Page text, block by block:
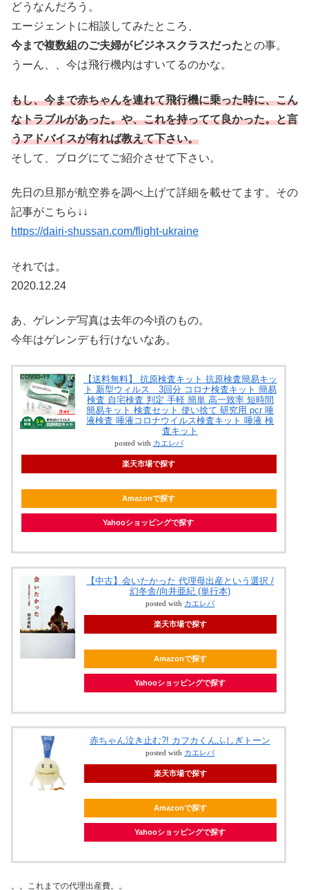
どうなんだろう。
エージェントに相談してみたところ、
今まで複数組のご夫婦がビジネスクラスだったとの事。
うーん、、今は飛行機内はすいてるのかな。
もし、今まで赤ちゃんを連れて飛行機に乗った時に、こん
なトラブルがあった。や、これを持ってて良かった。と言
うアドバイスが有れば教えて下さい。
そして、ブログにてご紹介させて下さい。
先日の旦那が航空券を調べ上げて詳細を載せてます。その
記事がこちら↓↓
https://dairi-shussan.com/flight-ukraine
それでは。
2020.12.24
あ、ゲレンデ写真は去年の今頃のもの。
今年はゲレンデも行けないなあ。
【送料無料】 抗原検査キット 抗原検査簡易キッ
ト 新型ウィルス 3回分 コロナ検査キット 簡易
検査 自宅検査 判定 手軽 簡単 高一致率 短時間
簡易キット 検査セット 使い捨て 研究用 pcr 唾
液検査 唾液コロナウイルス検査キット 唾液 検
査キット
posted with カエレバ
楽天市場で探す
Amazonで探す
Yahooショッピングで探す
【中古】会いたかった 代理母出産という選択 /
幻冬舎/向井亜紀 (単行本)
posted with カエレバ
楽天市場で探す
Amazonで探す
Yahooショッピングで探す
赤ちゃん泣き止む?! カフカくんふしぎトーン
posted with カエレバ
楽天市場で探す
Amazonで探す
Yahooショッピングで探す
。。これまでの代理出産費。。